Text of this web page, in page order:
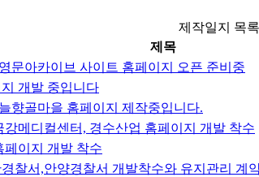
제작일지 목록
제목
문아카이브 사이트 홈페이지 오픈 준비중
개발 중입니다
향골마을 홈페이지 제작중입니다.
강메디컬센터, 경수산업 홈페이지 개발 착수
페이지 개발 착수
찰서,안양경찰서 개발착수와 유지관리 계